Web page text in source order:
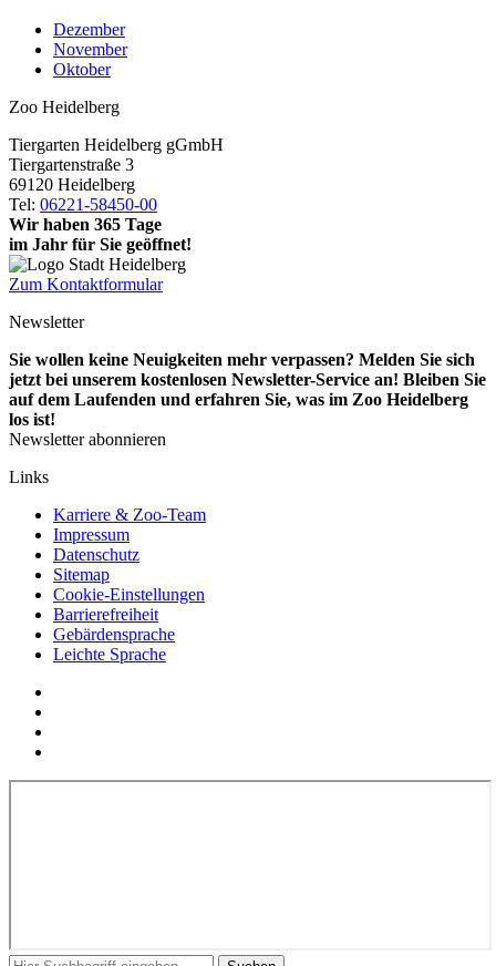
Dezember
November
Oktober
Zoo Heidelberg
Tiergarten Heidelberg gGmbH
Tiergartenstraße 3
69120 Heidelberg
Tel: 06221-58450-00
Wir haben 365 Tage
im Jahr für Sie geöffnet!
Zum Kontaktformular
Newsletter
Sie wollen keine Neuigkeiten mehr verpassen? Melden Sie sich
jetzt bei unserem kostenlosen Newsletter-Service an! Bleiben Sie
auf dem Laufenden und erfahren Sie, was im Zoo Heidelberg
los ist!
Newsletter abonnieren
Links
Karriere & Zoo-Team
Impressum
Datenschutz
Sitemap
Cookie-Einstellungen
Barrierefreiheit
Gebärdensprache
Leichte Sprache
Social
Media